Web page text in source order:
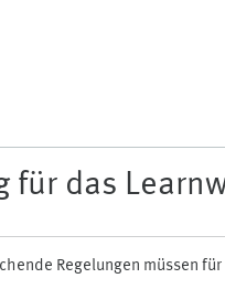
für das
Regelungen müssen